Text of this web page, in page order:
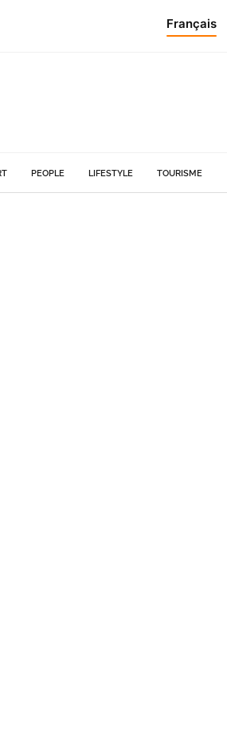
Français
PEOPLE LIFESTYLE TOURISME